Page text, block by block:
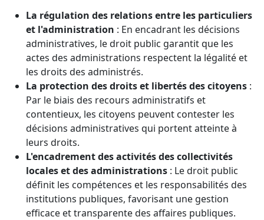
La régulation des relations entre les particuliers
et l'administration : En encadrant les décisions
administratives, le droit public garantit que les
actes des administrations respectent la légalité et
les droits des administrés.
La protection des droits et libertés des citoyens :
Par le biais des recours administratifs et
contentieux, les citoyens peuvent contester les
décisions administratives qui portent atteinte à
leurs droits.
L'encadrement des activités des collectivités
locales et des administrations : Le droit public
définit les compétences et les responsabilités des
institutions publiques, favorisant une gestion
efficace et transparente des affaires publiques.